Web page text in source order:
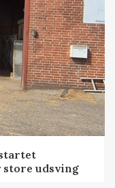
store udsving